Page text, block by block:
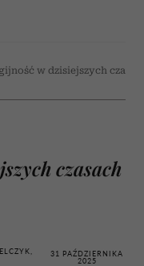
w dzisiejszych
czasach
31 PAŹDZIERNIKA
2025